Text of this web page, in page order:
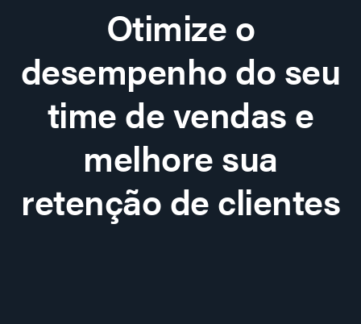
Otimize o
desempenho do seu
time de vendas e
melhore sua
retenção de clientes